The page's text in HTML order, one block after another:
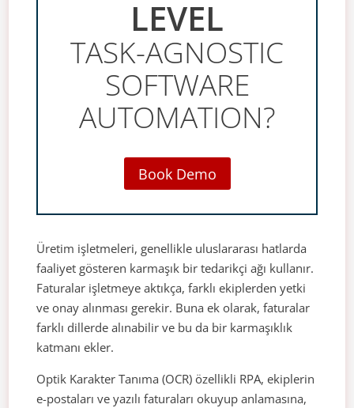
LEVEL
TASK-AGNOSTIC
SOFTWARE
AUTOMATION?
Book Demo
Üretim işletmeleri, genellikle uluslararası hatlarda
faaliyet gösteren karmaşık bir tedarikçi ağı kullanır.
Faturalar işletmeye aktıkça, farklı ekiplerden yetki
ve onay alınması gerekir. Buna ek olarak, faturalar
farklı dillerde alınabilir ve bu da bir karmaşıklık
katmanı ekler.
Optik Karakter Tanıma (OCR) özellikli RPA, ekiplerin
e-postaları ve yazılı faturaları okuyup anlamasına,